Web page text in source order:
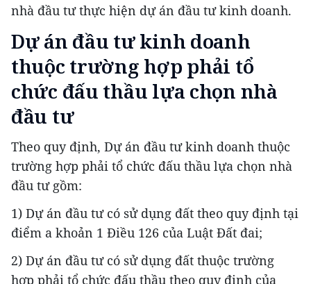
nhà đầu tư thực hiện dự án đầu tư kinh doanh.
Dự án đầu tư kinh doanh
thuộc trường hợp phải tổ
chức đấu thầu lựa chọn nhà
đầu tư
Theo quy định, Dự án đầu tư kinh doanh thuộc
trường hợp phải tổ chức đấu thầu lựa chọn nhà
đầu tư gồm:
1) Dự án đầu tư có sử dụng đất theo quy định tại
điểm a khoản 1 Điều 126 của Luật Đất đai;
2) Dự án đầu tư có sử dụng đất thuộc trường
hợp phải tổ chức đấu thầu theo quy định của